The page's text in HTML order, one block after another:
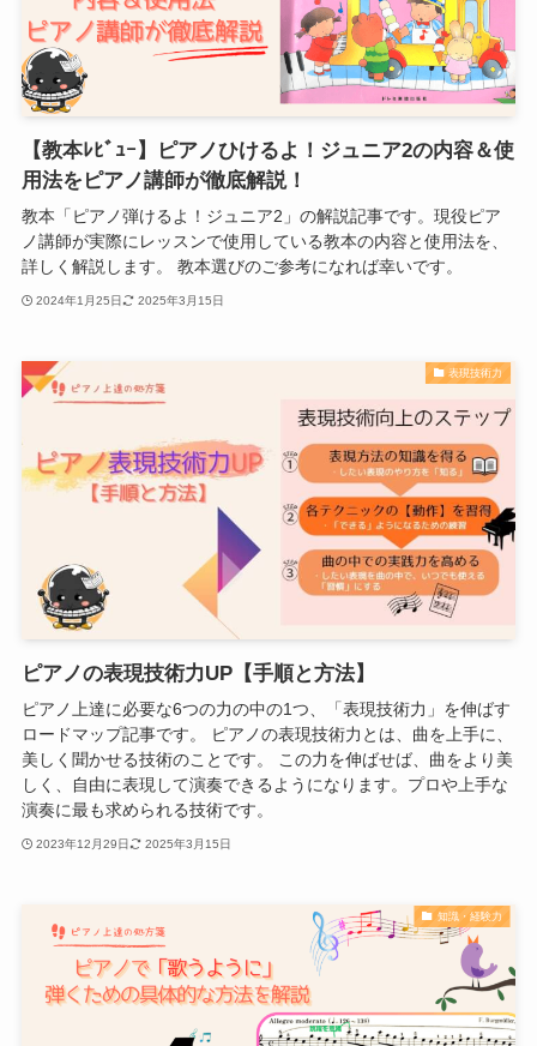
【教本ﾚﾋﾞｭｰ】ピアノひけるよ！ジュニア2の内容＆使
用法をピアノ講師が徹底解説！
教本「ピアノ弾けるよ！ジュニア2」の解説記事です。現役ピア
ノ講師が実際にレッスンで使用している教本の内容と使用法を、
詳しく解説します。 教本選びのご参考になれば幸いです。
2024年1月25日 2025年3月15日
表現技術力
ピアノの表現技術力UP【手順と方法】
ピアノ上達に必要な6つの力の中の1つ、「表現技術力」を伸ばす
ロードマップ記事です。 ピアノの表現技術力とは、曲を上手に、
美しく聞かせる技術のことです。 この力を伸ばせば、曲をより美
しく、自由に表現して演奏できるようになります。プロや上手な
演奏に最も求められる技術です。
2023年12月29日 2025年3月15日
知識・経験力